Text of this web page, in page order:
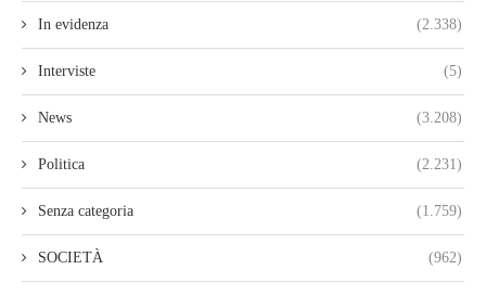
In evidenza (2.338)
Interviste (5)
News (3.208)
Politica (2.231)
Senza categoria (1.759)
SOCIETÀ (962)